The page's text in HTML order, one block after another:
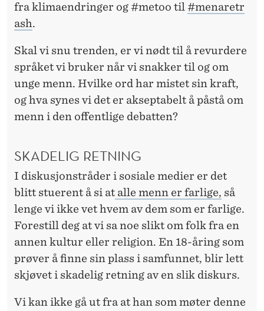
fra klimaendringer og #metoo til#menaretr
ash.
Skal vi snu trenden, er vi nødt til å revurdere
språket vi bruker når vi snakker til og om
unge menn. Hvilke ord har mistet sin kraft,
og hva synes vi det er akseptabelt å påstå om
menn i den offentlige debatten?
SKADELIG RETNING
I diskusjonstråder i sosiale medier er det
blitt stuerent å si at alle menn er farlige, så
lenge vi ikke vet hvem av dem som er farlige.
Forestill deg at vi sa noe slikt om folk fra en
annen kultur eller religion. En 18-åring som
prøver å finne sin plass i samfunnet, blir lett
skjøvet i skadelig retning av en slik diskurs.
Vi kan ikke gå ut fra at han som møter denne